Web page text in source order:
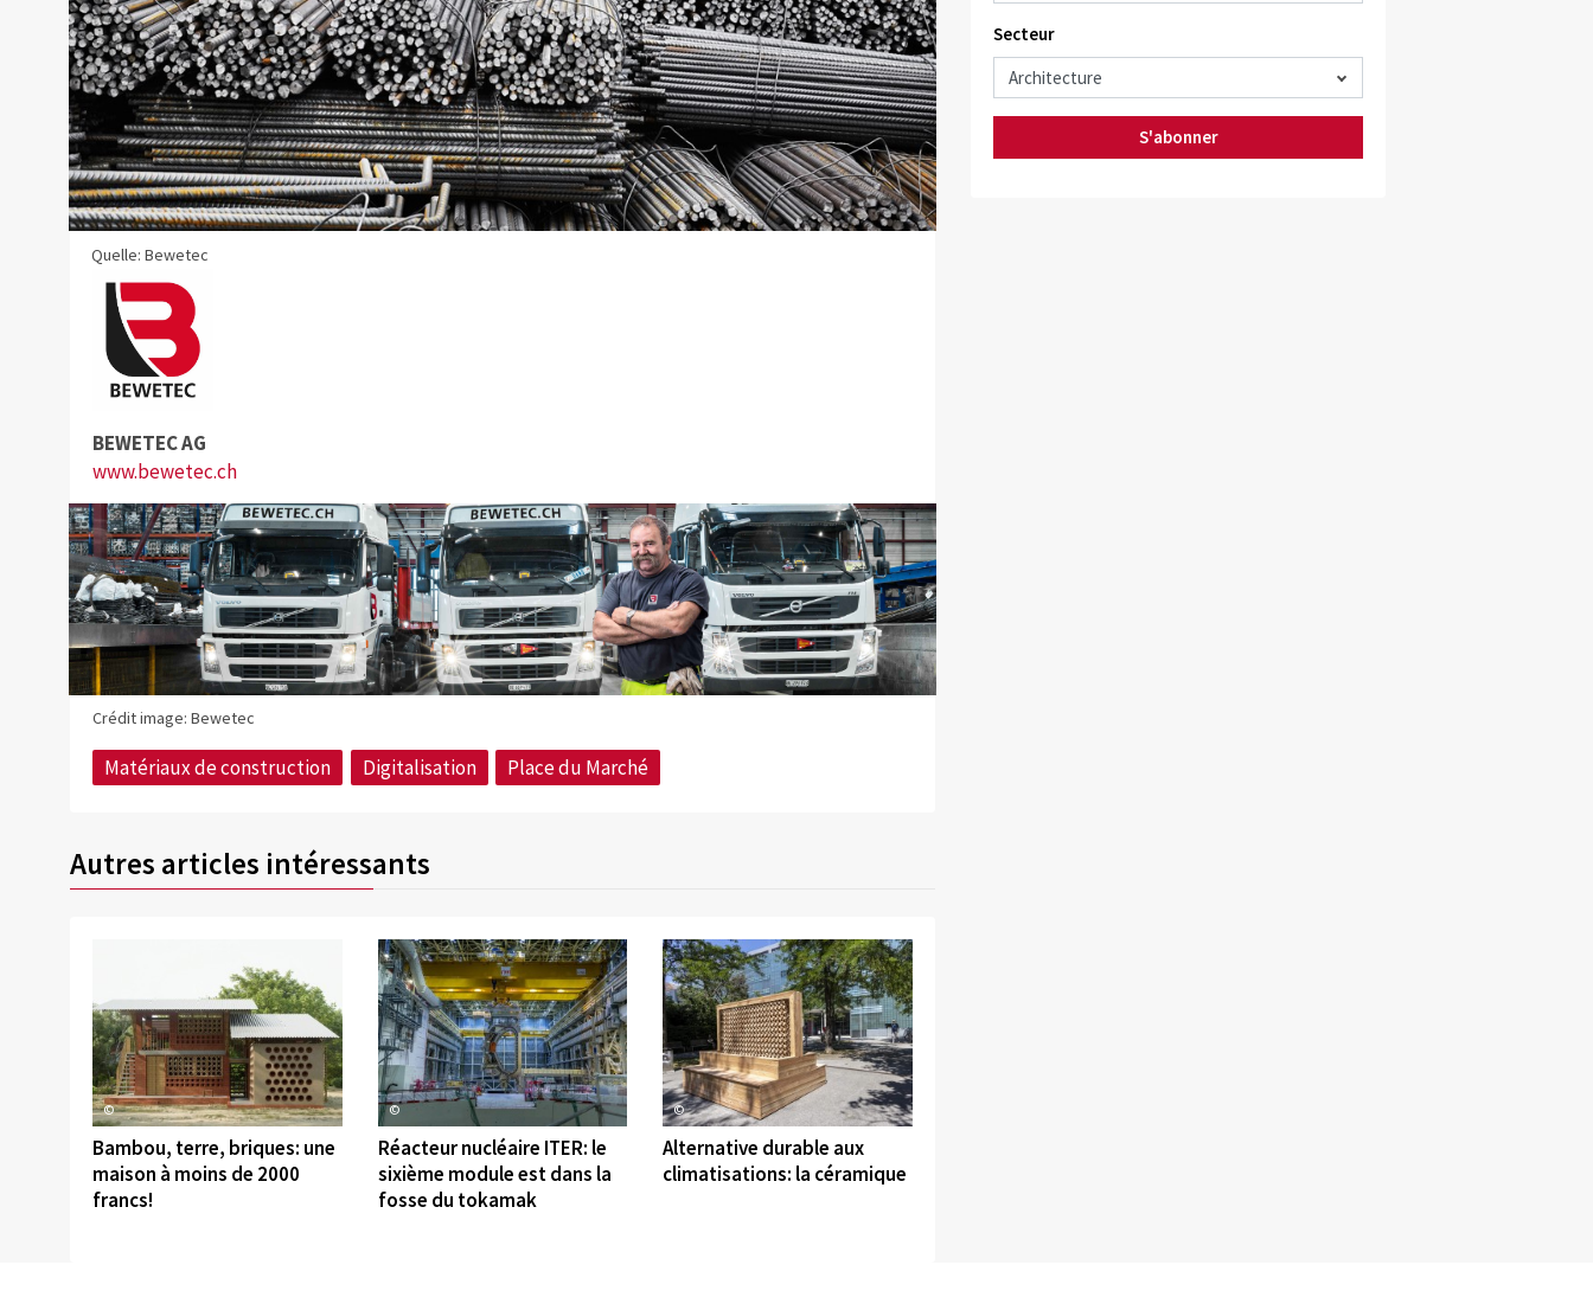
Quelle: Bewetec
BEWETEC AG
www.bewetec.ch
Crédit image: Bewetec
Matériaux de construction Digitalisation Place du Marché
Autres articles intéressants
©
Bambou, terre, briques: une
maison à moins de 2000
francs!
©
Réacteur nucléaire ITER: le
sixième module est dans la
fosse du tokamak
©
Alternative durable aux
climatisations: la céramique
Secteur
S'abonner